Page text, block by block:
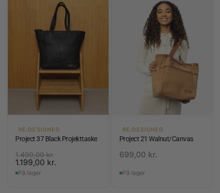
RE:DESIGNED
Project 37 Black Projekttaske
1.499,00kr.
1.199,00 kr.
På lager
RE:DESIGNED
Project 21 Walnut/Canvas
699,00 kr.
På lager